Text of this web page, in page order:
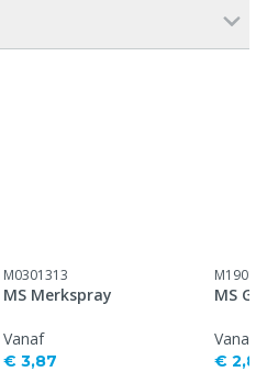
M0301313
MS Merkspray
Vanaf
€ 3,87
MS
Vanaf
€ 2,85